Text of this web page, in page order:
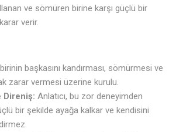
ve sömüren birine karşı güçlü bir
verir.
birinin başkasını kandırması, sömürmesi ve
zarar vermesi üzerine kurulu.
Direniş: Anlatıcı, bu zor deneyimden
bir şekilde ayağa kalkar ve kendisini